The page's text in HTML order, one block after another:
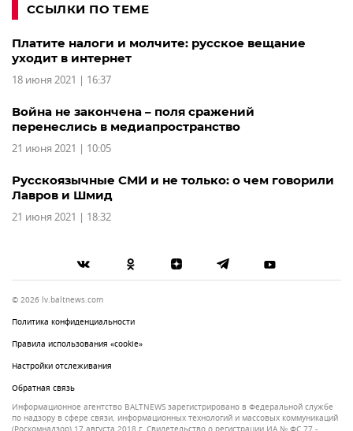
ССЫЛКИ ПО ТЕМЕ
Платите налоги и молчите: русское вещание
уходит в интернет
18 июня 2021 | 16:37
Война не закончена – поля сражений
перенеслись в медиапространство
21 июня 2021 | 10:05
Русскоязычные СМИ и не только: о чем говорили
Лавров и Шмид
21 июня 2021 | 18:32
© 2026 lv.baltnews.com
Политика конфиденциальности
Правила использования «cookie»
Настройки отслеживания
Обратная связь
Информационное агентство BALTNEWS зарегистрировано в Федеральной службе
по надзору в сфере связи, информационных технологий и массовых коммуникаций